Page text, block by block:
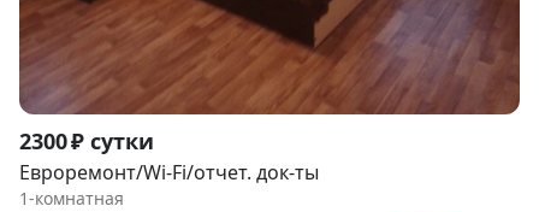
Item
1
of
2300 ₽ сутки
Евроремонт/Wi-Fi/отчет. док-ты
1-комнатная